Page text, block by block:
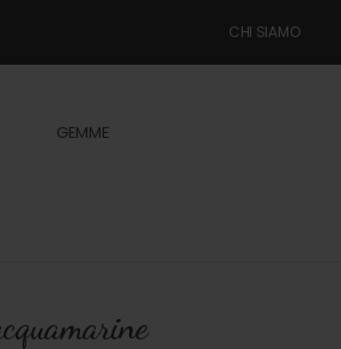
CHI SIAMO
GEMME